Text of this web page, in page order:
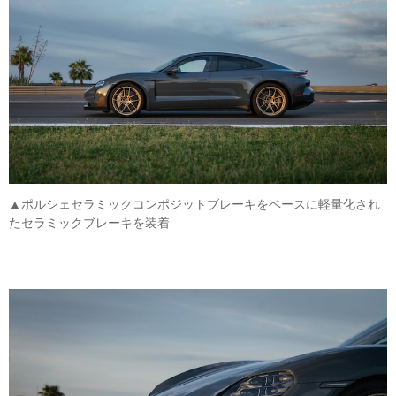
▲ポルシェセラミックコンポジットブレーキをベースに軽量化され
たセラミックブレーキを装着